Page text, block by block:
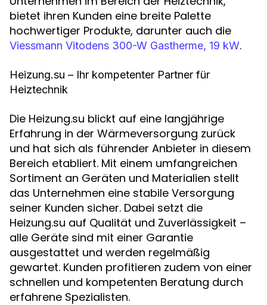
bietet ihren Kunden eine breite Palette
hochwertiger Produkte, darunter auch die
Viessmann Vitodens 300-W Gastherme, 19 kW.
Heizung.su – Ihr kompetenter Partner für
Heiztechnik
Die Heizung.su blickt auf eine langjährige
Erfahrung in der Wärmeversorgung zurück
und hat sich als führender Anbieter in diesem
Bereich etabliert. Mit einem umfangreichen
Sortiment an Geräten und Materialien stellt
das Unternehmen eine stabile Versorgung
seiner Kunden sicher. Dabei setzt die
Heizung.su auf Qualität und Zuverlässigkeit –
alle Geräte sind mit einer Garantie
ausgestattet und werden regelmäßig
gewartet. Kunden profitieren zudem von einer
schnellen und kompetenten Beratung durch
erfahrene Spezialisten.